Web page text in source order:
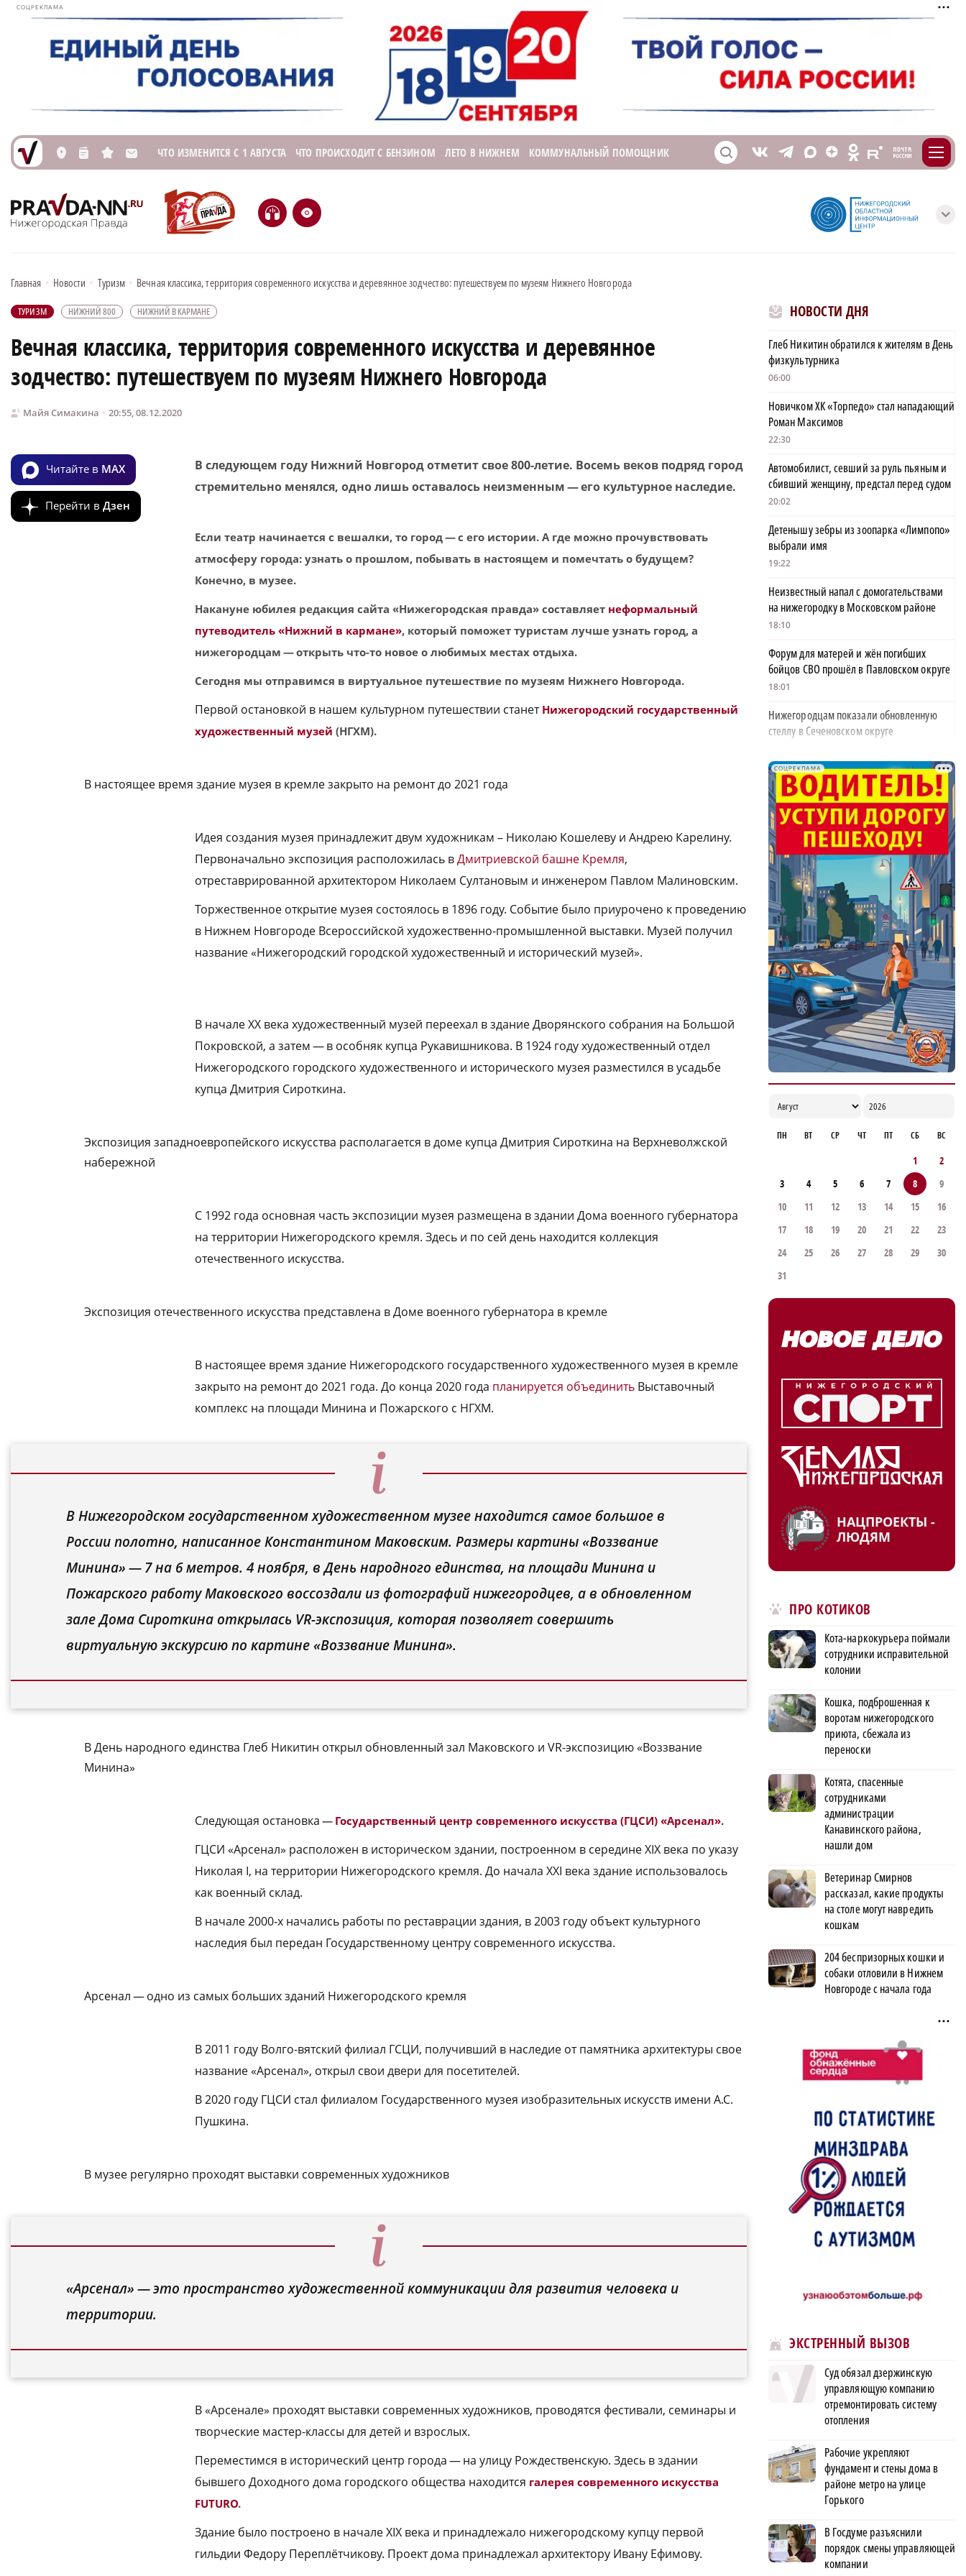
СОЦРЕКЛАМА
L n s M ЧТО ИЗМЕНИТСЯ С 1 АВГУСТА ЧТО ПРОИСХОДИТ С БЕНЗИНОМ ЛЕТО В НИЖНЕМ КОММУНАЛЬНЫЙ ПОМОЩНИК S V T X Z O E m
H e с
Главная • Новости • Туризм • Вечная классика, территория современного искусства и деревянное зодчество: путешествуем по музеям Нижнего Новгорода
ТУРИЗМ НИЖНИЙ 800 НИЖНИЙ В КАРМАНЕ
Вечная классика, территория современного искусства и деревянное
зодчество: путешествуем по музеям Нижнего Новгорода
Майя Симакина 20:55, 08.12.2020
Читайте в MAX
Перейти в Дзен
В следующем году Нижний Новгород отметит свое 800-летие. Восемь веков подряд город
стремительно менялся, одно лишь оставалось неизменным — его культурное наследие.
Если театр начинается с вешалки, то город — с его истории. А где можно прочувствовать
атмосферу города: узнать о прошлом, побывать в настоящем и помечтать о будущем?
Конечно, в музее.
Накануне юбилея редакция сайта «Нижегородская правда» составляет неформальный
путеводитель «Нижний в кармане», который поможет туристам лучше узнать город, а
нижегородцам — открыть что-то новое о любимых местах отдыха.
Сегодня мы отправимся в виртуальное путешествие по музеям Нижнего Новгорода.
Первой остановкой в нашем культурном путешествии станет Нижегородский государственный
художественный музей (НГХМ).
В настоящее время здание музея в кремле закрыто на ремонт до 2021 года
Идея создания музея принадлежит двум художникам – Николаю Кошелеву и Андрею Карелину.
Первоначально экспозиция расположилась вДмитриевской башне Кремля,
отреставрированной архитектором Николаем Султановым и инженером Павлом Малиновским.
Торжественное открытие музея состоялось в 1896 году. Событие было приурочено к проведению
в Нижнем Новгороде Всероссийской художественно-промышленной выставки. Музей получил
название «Нижегородский городской художественный и исторический музей».
В начале XX века художественный музей переехал в здание Дворянского собрания на Большой
Покровской, а затем — в особняк купца Рукавишникова. В 1924 году художественный отдел
Нижегородского городского художественного и исторического музея разместился в усадьбе
купца Дмитрия Сироткина.
Экспозиция западноевропейского искусства располагается в доме купца Дмитрия Сироткина на Верхневолжской
набережной
С 1992 года основная часть экспозиции музея размещена в здании Дома военного губернатора
на территории Нижегородского кремля. Здесь и по сей день находится коллекция
отечественного искусства.
Экспозиция отечественного искусства представлена в Доме военного губернатора в кремле
В настоящее время здание Нижегородского государственного художественного музея в кремле
закрыто на ремонт до 2021 года. До конца 2020 года планируется объединить Выставочный
комплекс на площади Минина и Пожарского с НГХМ.
В Нижегородском государственном художественном музее находится самое большое в
России полотно, написанное Константином Маковским. Размеры картины «Воззвание
Минина» — 7 на 6 метров. 4 ноября, в День народного единства, на площади Минина и
Пожарского работу Маковского воссоздали из фотографий нижегородцев, а в обновленном
зале Дома Сироткина открылась VR-экспозиция, которая позволяет совершить
виртуальную экскурсию по картине «Воззвание Минина».
В День народного единства Глеб Никитин открыл обновленный зал Маковского и VR-экспозицию «Воззвание
Минина»
Следующая остановка — Государственный центр современного искусства (ГЦСИ) «Арсенал».
ГЦСИ «Арсенал» расположен в историческом здании, построенном в середине XIX века по указу
Николая I, на территории Нижегородского кремля. До начала XXI века здание использовалось
как военный склад.
В начале 2000‑х начались работы по реставрации здания, в 2003 году объект культурного
наследия был передан Государственному центру современного искусства.
Арсенал — одно из самых больших зданий Нижегородского кремля
В 2011 году Волго-вятский филиал ГСЦИ, получивший в наследие от памятника архитектуры свое
название «Арсенал», открыл свои двери для посетителей.
В 2020 году ГЦСИ стал филиалом Государственного музея изобразительных искусств имени А.С.
Пушкина.
В музее регулярно проходят выставки современных художников
«Арсенал» — это пространство художественной коммуникации для развития человека и
территории.
В «Арсенале» проходят выставки современных художников, проводятся фестивали, семинары и
творческие мастер-классы для детей и взрослых.
Переместимся в исторический центр города — на улицу Рождественскую. Здесь в здании
бывшего Доходного дома городского общества находится галерея современного искусства
FUTURO.
Здание было построено в начале XIX века и принадлежало нижегородскому купцу первой
гильдии Федору Переплётчикову. Проект дома принадлежал архитектору Ивану Ефимову.
НОВОСТИ ДНЯ
Глеб Никитин обратился к жителям в День
физкультурника
06:00
Новичком ХК «Торпедо» стал нападающий
Роман Максимов
22:30
Автомобилист, севший за руль пьяным и
сбивший женщину, предстал перед судом
20:02
Детенышу зебры из зоопарка «Лимпопо»
выбрали имя
19:22
Неизвестный напал с домогательствами
на нижегородку в Московском районе
18:10
Форум для матерей и жён погибших
бойцов СВО прошёл в Павловском округе
18:01
Нижегородцам показали обновленную
стеллу в Сеченовском округе
Исправительные работы получил
нижегородец с долгом по алиментам 700
тысяч рублей
17:37
Обращения пострадавших продавцов WB
рассмотрят на заседании оперштаба в
августе
17:21
Нижегородская область вошла в число
лидеров научно-популярного туризма
17:10
СОЦРЕКЛАМА
ПН ВТ СР ЧТ ПТ СБ ВС
1
2
3
4 5 6 7 8
9
10
11 12 13 14 15
16
17
18 19 20 21 22
23
24
25 26 27 28 29
30
31
НАЦПРОЕКТЫ -
ЛЮДЯМ
ПРО КОТИКОВ
Кота-наркокурьера поймали
сотрудники исправительной
колонии
Кошка, подброшенная к
воротам нижегородского
приюта, сбежала из
переноски
Котята, спасенные
сотрудниками
администрации
Канавинского района,
нашли дом
Ветеринар Смирнов
рассказал, какие продукты
на столе могут навредить
кошкам
204 беспризорных кошки и
собаки отловили в Нижнем
Новгороде с начала года
ЭКСТРЕННЫЙ ВЫЗОВ
Суд обязал дзержинскую
управляющую компанию
отремонтировать систему
отопления
Рабочие укрепляют
фундамент и стены дома в
районе метро на улице
Горького
В Госдуме разъяснили
порядок смены управляющей
компании